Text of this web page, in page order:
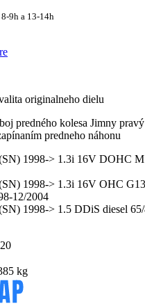
9h a 13-14h
originalneho dielu
predného kolesa Jimny
predneho náhonu
1998-> 1.3i 16V DOHC
1998-> 1.3i 16V OHC
12/2004
1998-> 1.5 DDiS diesel
kg